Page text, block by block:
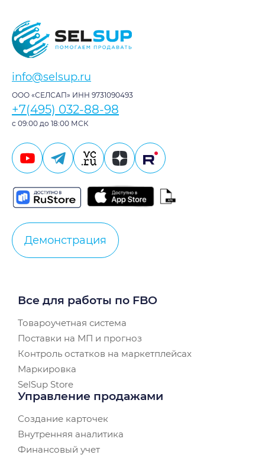
info@selsup.ru
ООО «СЕЛСАП» ИНН 9731090493
+7(495) 032-88-98
с 09:00 до 18:00 МСК
Демонстрация
Все для работы по FBO
Товароучетная система
Поставки на МП и прогноз
Контроль остатков на маркетплейсах
Маркировка
SelSup Store
Управление продажами
Создание карточек
Внутренняя аналитика
Финансовый учет